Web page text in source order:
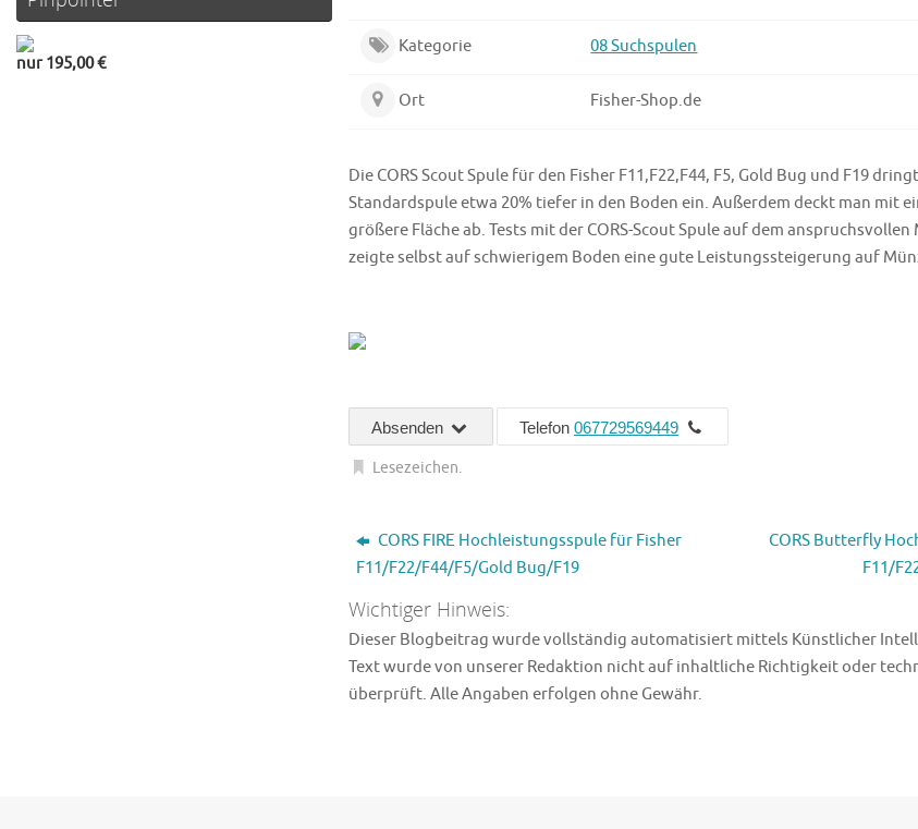
Kategorie 08 Suchspulen
Ort Fisher-Shop.de
Die CORS Scout Spule für den Fisher F11,F22,F44, F5, Gold Bug und F19
Standardspule etwa 20% tiefer in den Boden ein. Außerdem deckt man mit
größere Fläche ab. Tests mit der CORS-Scout Spule auf dem
zeigte selbst auf schwierigem Boden eine gute Leistungssteigerung auf
Absenden Telefon 067729569449
Lesezeichen.
CORS FIRE Hochleistungsspule für Fisher
F11/F22/F44/F5/Gold Bug/F19
CORS Butterfly
F11/
Wichtiger Hinweis:
Dieser Blogbeitrag wurde vollständig automatisiert mittels Künstlicher
Text wurde von unserer Redaktion nicht auf inhaltliche Richtigkeit oder
überprüft. Alle Angaben erfolgen ohne Gewähr.
nur 195,00 €